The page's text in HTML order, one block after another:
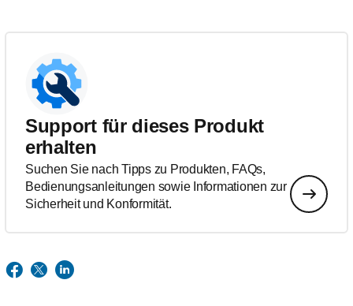
Support für dieses Produkt
erhalten
Suchen Sie nach Tipps zu Produkten, FAQs,
Bedienungsanleitungen sowie Informationen zur
Sicherheit und Konformität.